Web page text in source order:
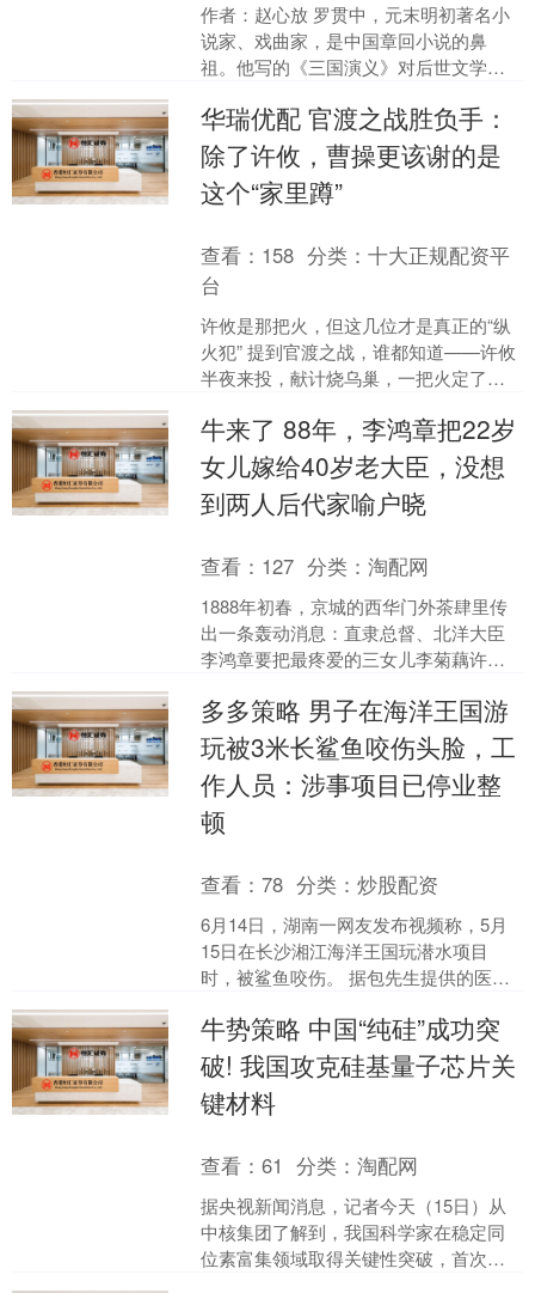
作者：赵心放 罗贯中，元末明初著名小
说家、戏曲家，是中国章回小说的鼻
祖。他写的《三国演义》对后世文学创
庭，家境不错。他自幼聪....
华瑞优配 官渡之战胜负手：
除了许攸，曹操更该谢的是
这个“家里蹲”
查看： 158 分类：十大正规配资平
台
许攸是那把火，但这几位才是真正的“纵
火犯” 提到官渡之战，谁都知道——许攸
半夜来投，献计烧乌巢，一把火定了乾
谁是那个提前备好....
牛来了 88年，李鸿章把22岁
女儿嫁给40岁老大臣，没想
到两人后代家喻户晓
查看： 127 分类：淘配网
1888年初春，京城的西华门外茶肆里传
出一条轰动消息：直隶总督、北洋大臣
李鸿章要把最疼爱的三女儿李菊藕许配
纶。街谈巷议中，不少....
多多策略 男子在海洋王国游
玩被3米长鲨鱼咬伤头脸，工
作人员：涉事项目已停业整
顿
查看：78 分类：炒股配资
6月14日，湖南一网友发布视频称，5月
15日在长沙湘江海洋王国玩潜水项目
时，被鲨鱼咬伤。 据包先生提供的医院
动物咬伤（鲨鱼），....
牛势策略 中国“纯硅”成功突
破! 我国攻克硅基量子芯片关
键材料
查看：61 分类：淘配网
据央视新闻消息，记者今天（15日）从
中核集团了解到，我国科学家在稳定同
位素富集领域取得关键性突破，首次成